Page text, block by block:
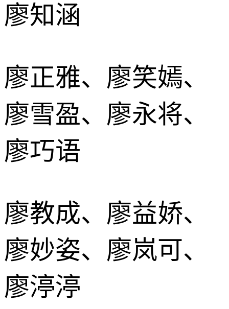
廖知涵
廖正雅、廖笑嫣、
廖雪盈、廖永将、
廖巧语
廖教成、廖益娇、
廖妙姿、廖岚可、
廖渟渟